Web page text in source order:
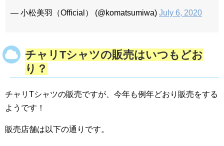
— 小松美羽（Official） (@komatsumiwa) July 6, 2020
チャリTシャツの販売はいつもどお
り？
チャリTシャツの販売ですが、今年も例年どおり販売をする
ようです！
販売店舗は以下の通りです。